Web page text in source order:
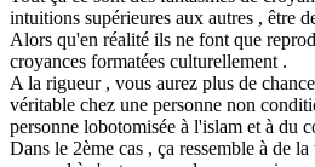
intuitions supérieures aux autres , être
Alors qu'en réalité ils ne font que
croyances formatées culturellement .
A la rigueur , vous aurez plus de
véritable chez une personne non
personne lobotomisée à l'islam et à du
Dans le 2ème cas , ça ressemble à de